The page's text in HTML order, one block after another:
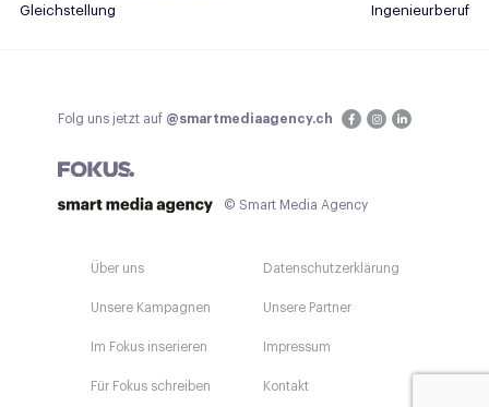
Gleichstellung
Ingenieurberuf
Folg uns jetzt auf @smartmediaagency.ch
© Smart Media Agency
Über uns
Unsere Kampagnen
Im Fokus inserieren
Für Fokus schreiben
Datenschutzerklärung
Unsere Partner
Impressum
Kontakt